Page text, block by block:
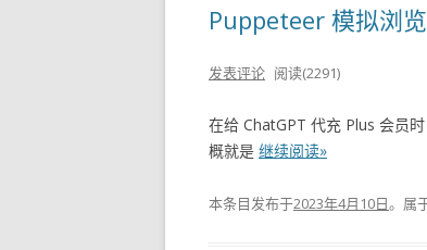
Puppeteer 模拟浏
发表评论 阅读(2291)
在给 ChatGPT 代充 Plus 会员
概就是 继续阅读»
本条目发布于2023年4月10日。属